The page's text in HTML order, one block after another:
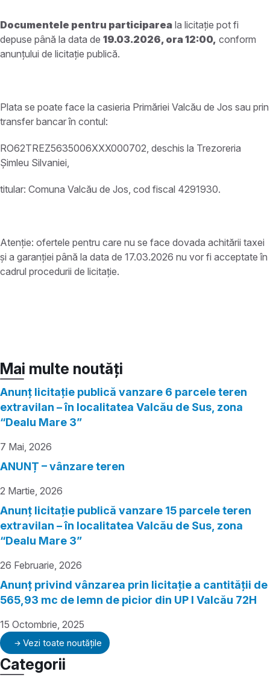
Documentele pentru participarea la licitație pot fi
depuse până la data de 19.03.2026, ora 12:00, conform
anunțului de licitație publică.
Plata se poate face la casieria Primăriei Valcău de Jos sau prin
transfer bancar în contul:
RO62TREZ5635006XXX000702, deschis la Trezoreria
Șimleu Silvaniei,
titular: Comuna Valcău de Jos, cod fiscal 4291930.
Atenție: ofertele pentru care nu se face dovada achitării taxei
și a garanției până la data de 17.03.2026 nu vor fi acceptate în
cadrul procedurii de licitație.
Mai multe noutăți
Anunț licitație publică vanzare 6 parcele teren
extravilan – în localitatea Valcău de Sus, zona
“Dealu Mare 3”
7 Mai, 2026
ANUNȚ – vânzare teren
2 Martie, 2026
Anunț licitație publică vanzare 15 parcele teren
extravilan – în localitatea Valcău de Sus, zona
“Dealu Mare 3”
26 Februarie, 2026
Anunț privind vânzarea prin licitație a cantității de
565,93 mc de lemn de picior din UP I Valcău 72H
15 Octombrie, 2025
Vezi toate noutățile
Categorii